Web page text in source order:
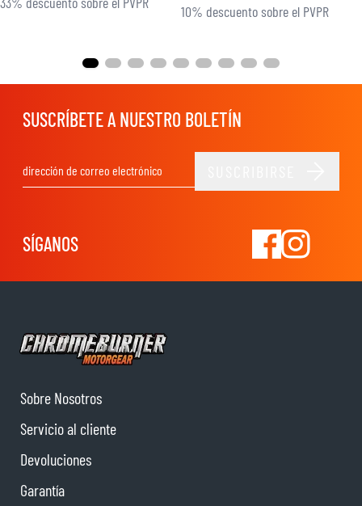
10% descuento sobre el PVPR
SUSCRÍBETE A NUESTRO BOLETÍN
SÍGANOS
Sobre Nosotros
Servicio al cliente
Devoluciones
Garantía